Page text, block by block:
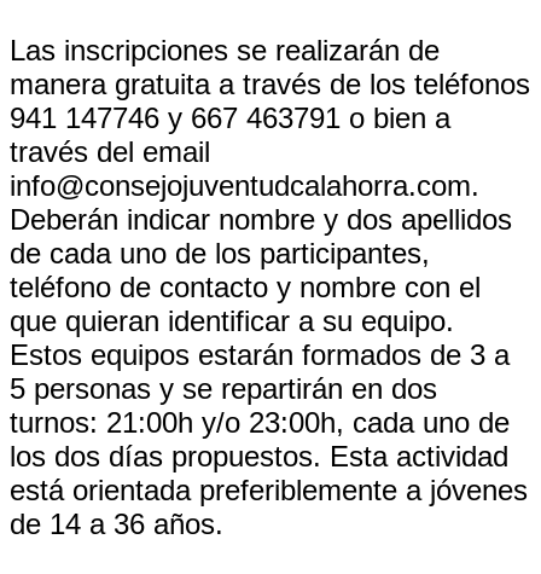
Las inscripciones se realizarán de
manera gratuita a través de los teléfonos
941 147746 y 667 463791 o bien a
través del email
info@consejojuventudcalahorra.com.
Deberán indicar nombre y dos apellidos
de cada uno de los participantes,
teléfono de contacto y nombre con el
que quieran identificar a su equipo.
Estos equipos estarán formados de 3 a
5 personas y se repartirán en dos
turnos: 21:00h y/o 23:00h, cada uno de
los dos días propuestos. Esta actividad
está orientada preferiblemente a jóvenes
de 14 a 36 años.